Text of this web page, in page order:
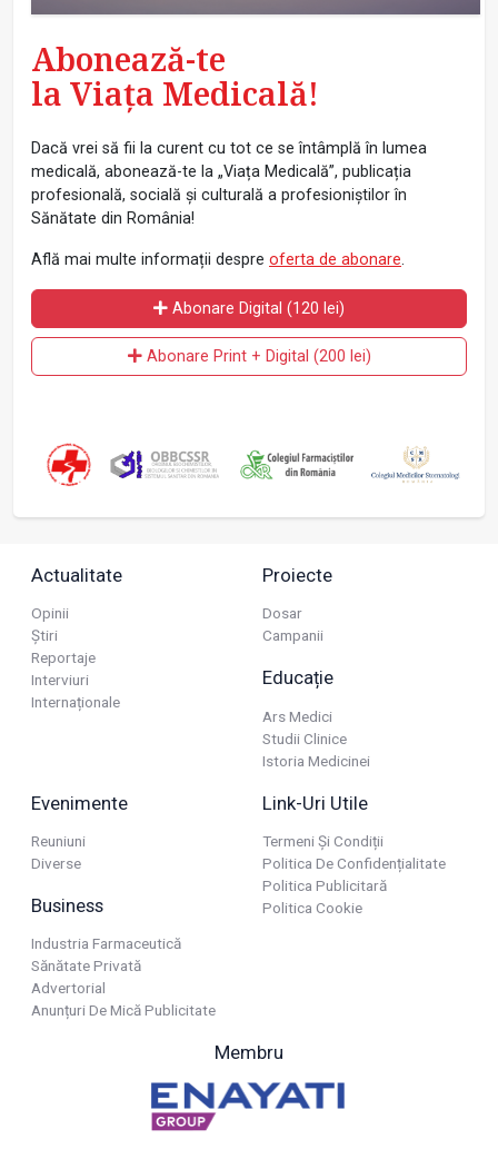
Abonează-te
la Viața Medicală!
Dacă vrei să fii la curent cu tot ce se întâmplă în lumea
medicală, abonează-te la „Viața Medicală”, publicația
profesională, socială și culturală a profesioniștilor în
Sănătate din România!
Află mai multe informații despre oferta de abonare.
Abonare Digital (120 lei)
Abonare Print + Digital (200 lei)
Actualitate
Opinii
Știri
Reportaje
Interviuri
Internaționale
Proiecte
Dosar
Campanii
Educație
Ars Medici
Studii Clinice
Istoria Medicinei
Evenimente
Reuniuni
Diverse
Business
Industria Farmaceutică
Sănătate Privată
Advertorial
Anunțuri De Mică Publicitate
Link-Uri Utile
Termeni Și Condiții
Politica De Confidențialitate
Politica Publicitară
Politica Cookie
Membru